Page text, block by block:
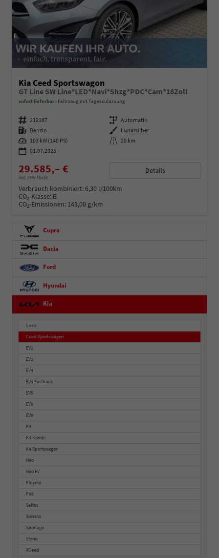
Kia Ceed Sportswagon
GT Line SW Line*LED*Navi*Shzg*PDC*Cam*18Zoll
sofort lieferbar Fahrzeug mit Tageszulassung
Fahrzeugnummer 212187 Getriebe Automatik
Kraftstoff Benzin Außenfarbe Lunarsilber
Leistung 103 kW (140 PS) Kilometerstand 20 km
01.07.2025
29.585,– €
incl. 19% MwSt.
Details
Verbrauch kombiniert:6,30 l/100km
CO2-Klasse: E
CO2-Emissionen: 143,00 g/km
Cupra
Dacia
Ford
Hyundai
Kia
Ceed
Ceed Sportswagon
EV2
EV3
EV4
EV4 Fastback
EV5
EV6
EV9
K4
K4 Kombi
K4 Sportswagon
Niro
Niro EV
Picanto
PV5
Seltos
Sorento
Sportage
Stonic
XCeed